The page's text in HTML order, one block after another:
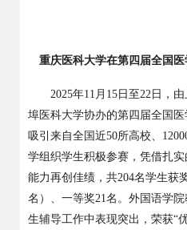
重庆医科大学在第四届全国
2025年11 月 15 日至22 日，
埠医科大学协办的第四届全国
吸引来自全国近50所高校、
学组织学生积极参赛，凭借扎
能力再创佳绩，共204名学生获
名）、一等奖21名。外国语学
生辅导工作中表现突出，荣获“